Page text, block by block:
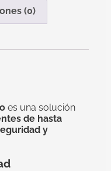
(0)
es una solución
de hasta
y